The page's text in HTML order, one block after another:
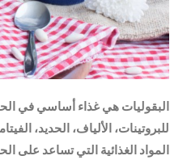
البقوليات هي غذاء أساسي في
للبروتينات، الألياف، الحديد،
المواد الغذائية التي تساعد على